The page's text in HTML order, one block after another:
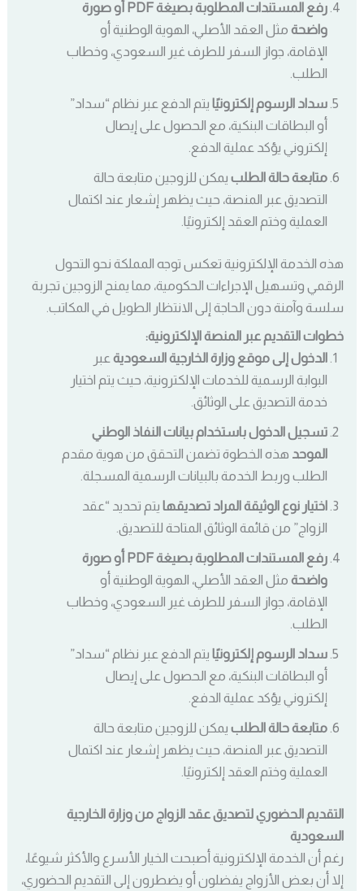
رفع المستندات المطلوبة بصيغة PDF أو صورة
واضحة مثل العقد الأصلي، الهوية الوطنية أو
الإقامة، جواز السفر للطرف غير السعودي، وخطاب
الطلب.
سداد الرسوم إلكترونيًا يتم الدفع عبر نظام “سداد”
أو البطاقات البنكية، مع الحصول على إيصال
إلكتروني يؤكد عملية الدفع.
متابعة حالة الطلب يمكن للزوجين متابعة حالة
التصديق عبر المنصة، حيث يظهر إشعار عند اكتمال
العملية وختم العقد إلكترونيًا.
هذه الخدمة الإلكترونية تعكس توجه المملكة نحو التحول
الرقمي وتسهيل الإجراءات الحكومية، مما يمنح الزوجين تجربة
سلسة وآمنة دون الحاجة إلى الانتظار الطويل في المكاتب.
خطوات التقديم عبر المنصة الإلكترونية:
الدخول إلى موقع وزارة الخارجية السعودية عبر
البوابة الرسمية للخدمات الإلكترونية، حيث يتم اختيار
خدمة التصديق على الوثائق.
تسجيل الدخول باستخدام بيانات النفاذ الوطني
الموحد هذه الخطوة تضمن التحقق من هوية مقدم
الطلب وربط الخدمة بالبيانات الرسمية المسجلة.
اختيار نوع الوثيقة المراد تصديقها يتم تحديد “عقد
الزواج” من قائمة الوثائق المتاحة للتصديق.
رفع المستندات المطلوبة بصيغة PDF أو صورة
واضحة مثل العقد الأصلي، الهوية الوطنية أو
الإقامة، جواز السفر للطرف غير السعودي، وخطاب
الطلب.
سداد الرسوم إلكترونيًا يتم الدفع عبر نظام “سداد”
أو البطاقات البنكية، مع الحصول على إيصال
إلكتروني يؤكد عملية الدفع.
متابعة حالة الطلب يمكن للزوجين متابعة حالة
التصديق عبر المنصة، حيث يظهر إشعار عند اكتمال
العملية وختم العقد إلكترونيًا.
التقديم الحضوري لتصديق عقد الزواج من وزارة الخارجية
السعودية
رغم أن الخدمة الإلكترونية أصبحت الخيار الأسرع والأكثر شيوعًا،
إلا أن بعض الأزواج يفضلون أو يضطرون إلى التقديم الحضوري،